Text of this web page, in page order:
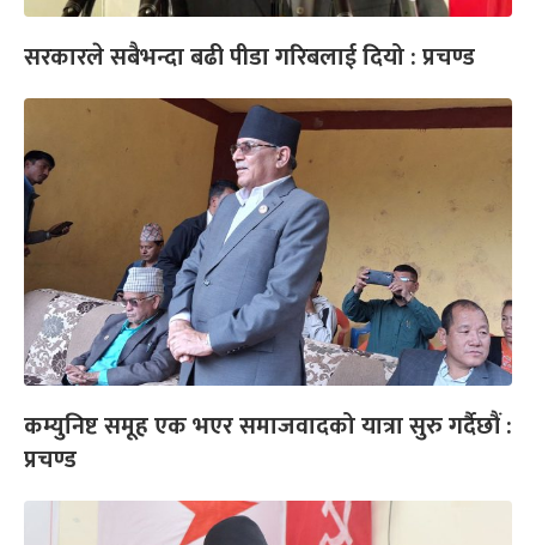
सरकारले सबैभन्दा बढी पीडा गरिबलाई दियो : प्रचण्ड
कम्युनिष्ट समूह एक भएर समाजवादको यात्रा सुरु गर्दैछौं :
प्रचण्ड